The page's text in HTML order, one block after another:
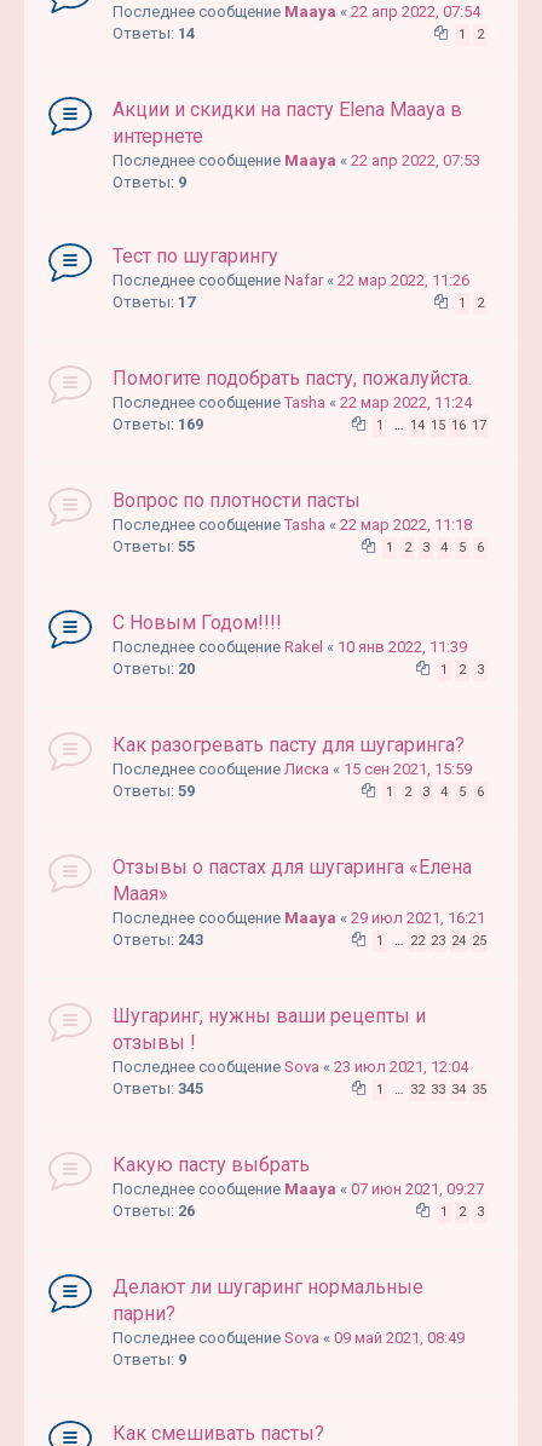
Последнее сообщение Maaya « 22 апр 2022, 07:54
Ответы: 14 1 2
Акции и скидки на пасту Elena Maaya в
интернете
Последнее сообщение Maaya « 22 апр 2022, 07:53
Ответы: 9
Тест по шугарингу
Последнее сообщение Nafar« 22 мар 2022, 11:26
Ответы: 17 1 2
Помогите подобрать пасту, пожалуйста.
Последнее сообщение Tasha « 22 мар 2022, 11:24
Ответы: 169 1 14 15 16 17
Вопрос по плотности пасты
Последнее сообщение Tasha « 22 мар 2022, 11:18
Ответы: 55 1 2 3 4 5 6
C Новым Годом!!!!
Последнее сообщение Rakel « 10 янв 2022, 11:39
Ответы: 20 1 2 3
Как разогревать пасту для шугаринга?
Последнее сообщение Лиска « 15 сен 2021, 15:59
Ответы: 59 1 2 3 4 5 6
Отзывы о пастах для шугаринга «Елена
Маая»
Последнее сообщение Maaya « 29 июл 2021, 16:21
Ответы: 243 1 22 23 24 25
Шугаринг, нужны ваши рецепты и
отзывы !
Последнее сообщение Sova « 23 июл 2021, 12:04
Ответы: 345 1 32 33 34 35
Какую пасту выбрать
Последнее сообщение Maaya « 07 июн 2021, 09:27
Ответы: 26 1 2 3
Делают ли шугаринг нормальные
парни?
Последнее сообщение Sova « 09 май 2021, 08:49
Ответы: 9
Как смешивать пасты?